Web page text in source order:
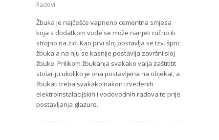
Radovi
Žbuka je najčešće vapneno cementna smjesa
koja s dodatkom vode se može nanjeti ručno ili
strojno na zid. Kao prvi sloj postavlja se tzv. špric
žbuka a na nju se kasnije postavlja završni sloj
žbuke. Prilikom žbukanja svakako valja zaštititit
stolariju ukoliko je ona postavljena na objekat, a
žbukati treba svakako nakon izvedenih
elektroinstalacijskih i vodovodnih radova te prije
postavljanja glazure.